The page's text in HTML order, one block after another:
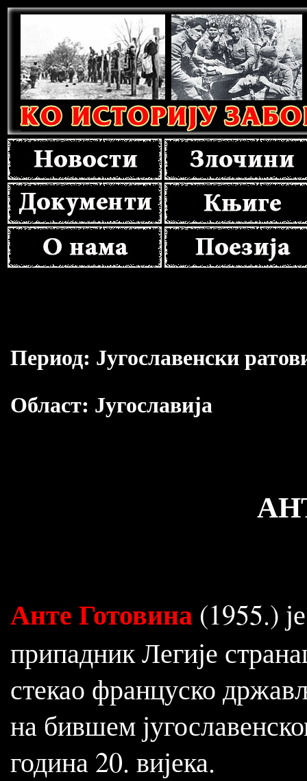
Период: Југославенски
Област: Југославија
Анте Готовина (1955.)
припадник Легије
стекао француско
на бившем
година 20. вијека.